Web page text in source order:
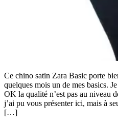
Ce chino satin Zara Basic porte
quelques mois un de mes basics.
OK la qualité n’est pas au niveau
j’ai pu vous présenter ici, mais à
[…]